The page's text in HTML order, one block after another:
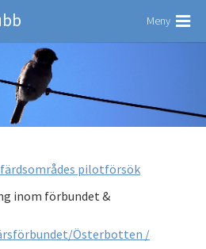
Meny
pilotförsök
inom förbundet &
Österbotten /